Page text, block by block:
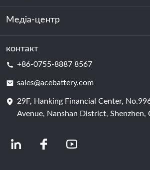
Стійкість
Зберігання енергії
Центр обробки даних та серверна
Елемент батареї
Медіа-центр
Новини
контакт
+86-0755-8887 8567
sales@acebattery.com
29F, Hanking Financial Center,
Avenue, Nanshan District, Shenzhen,